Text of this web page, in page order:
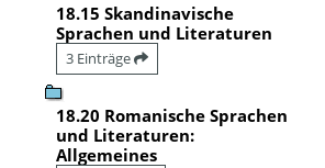
18.15 Skandinavische
Sprachen und Literaturen
3 Einträge
18.20 Romanische Sprachen
und Literaturen:
Allgemeines